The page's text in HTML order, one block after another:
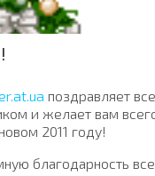
поздравляет
и желает вам
2011 году!
благодарность